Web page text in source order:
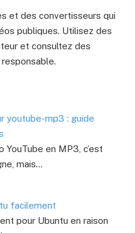
et des convertisseurs qui
publiques. Utilisez des
et consultez des
youtube-mp3 : guide
en MP3, c’est
mais…
facilement
pour Ubuntu en raison